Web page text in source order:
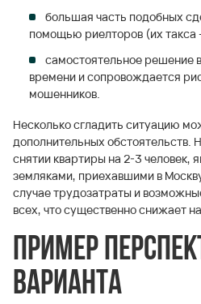
большая часть подобных
помощью риелторов (их такса
самостоятельное решение
времени и сопровождается
мошенников.
Несколько сгладить ситуацию
дополнительных обстоятельств.
снятии квартиры на 2-3 человек,
земляками, приехавшими в
случае трудозатраты и
всех, что существенно снижает
Пример
варианта